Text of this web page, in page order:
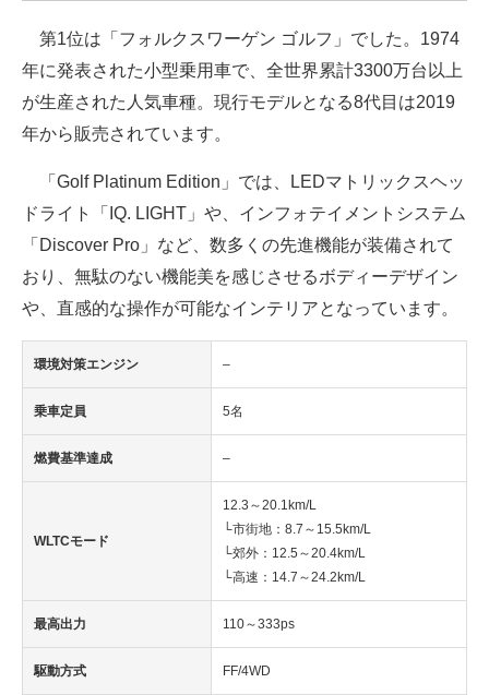
建設×テクノロジーの最前線
ちょっと気になるネットの話題
第1位は「フォルクスワーゲン ゴルフ」でした。1974
年に発表された小型乗用車で、全世界累計3300万台以上
が生産された人気車種。現行モデルとなる8代目は2019
年から販売されています。
「Golf Platinum Edition」では、LEDマトリックスヘッ
ドライト「IQ. LIGHT」や、インフォテイメントシステム
「Discover Pro」など、数多くの先進機能が装備されて
おり、無駄のない機能美を感じさせるボディーデザイン
や、直感的な操作が可能なインテリアとなっています。
環境対策エンジン –
乗車定員 5名
燃費基準達成 –
WLTCモード
12.3～20.1km/L
└市街地：8.7～15.5km/L
└郊外：12.5～20.4km/L
└高速：14.7～24.2km/L
最高出力 110～333ps
駆動方式 FF/4WD